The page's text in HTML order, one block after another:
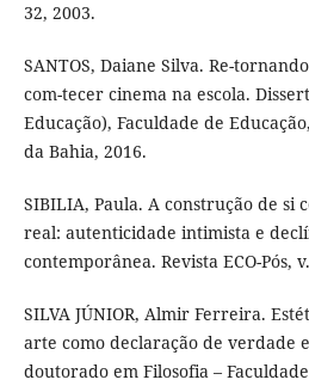
32, 2003.
SANTOS, Daiane Silva. Re-
com-tecer cinema na escola.
Educação), Faculdade de
da Bahia, 2016.
SIBILIA, Paula. A construção de si
real: autenticidade intimista e
contemporânea. Revista ECO-Pós,
SILVA JÚNIOR, Almir Ferreira.
arte como declaração de verdade
doutorado em Filosofia –